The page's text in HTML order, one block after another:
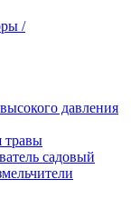
/
давления
садовый